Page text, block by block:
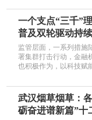
一个支点“三千”
普及双轮驱动持
监管层面，一系列措施
署集群打击行动，金融
也积极作为，以科技赋
武汉烟草烟草：
砺奋进谱新篇”十